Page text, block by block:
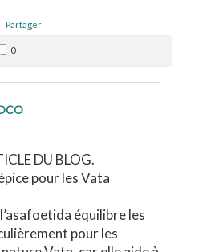
Partager
0
DU BLOG.
pour les Vata
équilibre les
pour les